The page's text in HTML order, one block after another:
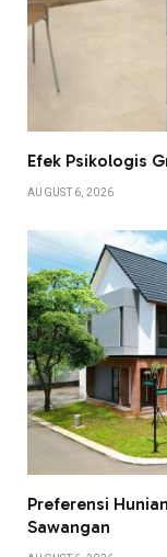
Efek Psikologis
AUGUST 6, 2026
Preferensi
Sawangan